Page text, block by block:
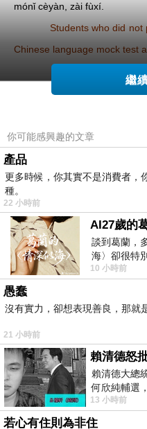
mónǐ cèyàn, zài fùxí.
Students who did not
Chinese language mock test
通過Ａ２的同學也可以
chéngjī, jiǎntǎo.
062４（三） 期末
exams.
9:30-10:30 打字傳給
看）
10:30-11:30 考試(筆
老師：
１）時間已過，上週已告知要
考試時，點到同學，同
繼
你可能感興趣的文章
產品
更多時候，你其實不是消費者，
種。
22 小時前
談到葛蘭，
海〉卻很特
心演戲。拍
10 小時前
愚蠢
沒有實力，卻想表現善良，那就
21 小時前
賴清德怒
賴清德大總
何欣純輔選
罵她施政滿
13 小時前
若心有住則為非住